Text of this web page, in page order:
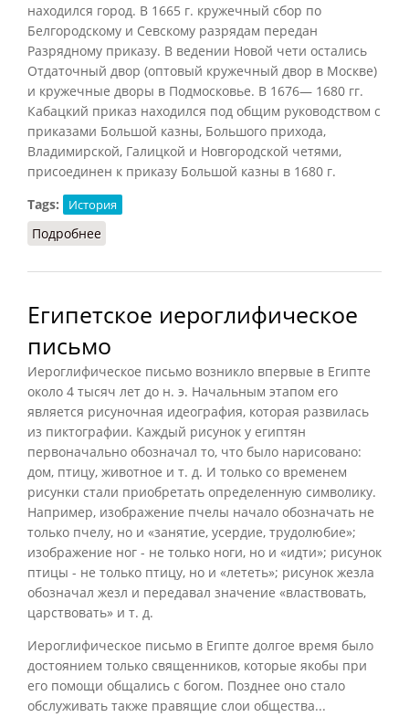
находился город. В 1665 г. кружечный сбор по
Белгородскому и Севскому разрядам передан
Разрядному приказу. В ведении Новой чети остались
Отдаточный двор (оптовый кружечный двор в Москве)
и кружечные дворы в Подмосковье. В 1676— 1680 гг.
Кабацкий приказ находился под общим руководством с
приказами Большой казны, Большого прихода,
Владимирской, Галицкой и Новгородской четями,
присоединен к приказу Большой казны в 1680 г.
Tags:
История
Подробнее
Египетское иероглифическое
письмо
Иероглифическое письмо возникло впервые в Египте
около 4 тысяч лет до н. э. Начальным этапом его
является рисуночная идеография, которая развилась
из пиктографии. Каждый рисунок у египтян
первоначально обозначал то, что было нарисовано:
дом, птицу, животное и т. д. И только со временем
рисунки стали приобретать определенную символику.
Например, изображение пчелы начало обозначать не
только пчелу, но и «занятие, усердие, трудолюбие»;
изображение ног - не только ноги, но и «идти»; рисунок
птицы - не только птицу, но и «лететь»; рисунок жезла
обозначал жезл и передавал значение «властвовать,
царствовать» и т. д.
Иероглифическое письмо в Египте долгое время было
достоянием только священников, которые якобы при
его помощи общались с богом. Позднее оно стало
обслуживать также правящие слои общества...